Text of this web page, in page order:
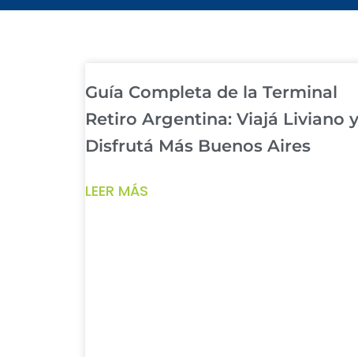
Guía Completa de la Terminal
Retiro Argentina: Viajá Liviano y
Disfrutá Más Buenos Aires
LEER MÁS